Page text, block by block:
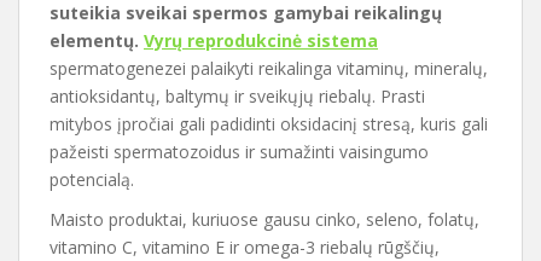
suteikia sveikai spermos gamybai reikalingų
elementų. Vyrų reprodukcinė sistema
spermatogenezei palaikyti reikalinga vitaminų, mineralų,
antioksidantų, baltymų ir sveikųjų riebalų. Prasti
mitybos įpročiai gali padidinti oksidacinį stresą, kuris gali
pažeisti spermatozoidus ir sumažinti vaisingumo
potencialą.
Maisto produktai, kuriuose gausu cinko, seleno, folatų,
vitamino C, vitamino E ir omega-3 riebalų rūgščių,